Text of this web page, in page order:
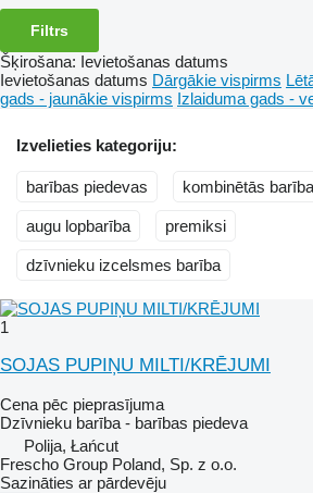
Filtrs
Šķirošana: Ievietošanas datums
Ievietošanas datums Dārgākie vispirms
gads - jaunākie vispirms Izlaiduma gads -
Izvelieties kategoriju:
barības piedevas kombinētās
augu lopbarība premiksi
dzīvnieku izcelsmes barība
1
SOJAS PUPIŅU MILTI/KRĒJUMI
Cena pēc pieprasījuma
Dzīvnieku barība - barības piedeva
Polija, Łańcut
Frescho Group Poland, Sp. z o.o.
Sazināties ar pārdevēju